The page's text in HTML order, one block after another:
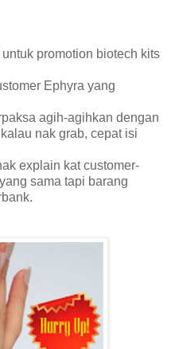
promotion biotech kits
Ephyra yang
agih-agihkan dengan
nak grab, cepat isi
explain kat customer-
sama tapi barang